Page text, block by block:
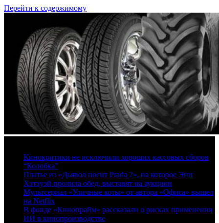
Перейти к содержимому
Кинокритики не исключили хороших кассовых сборов
“Колобка”
Платье из «Дьявол носит Prada 2», на которое Энн
Хэтэуэй пролила обед, выставят на аукцион
Мультсериал «Уличные коты» от автора «Офиса» вышел
на Netflix
В фонде «Кинопрайм» рассказали о рисках применения
ИИ в кинопроизводстве